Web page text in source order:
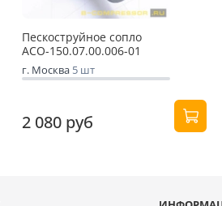
Пескоструйное сопло
АСО-150.07.00.006-01
г. Москва 5 шт
2 080 руб